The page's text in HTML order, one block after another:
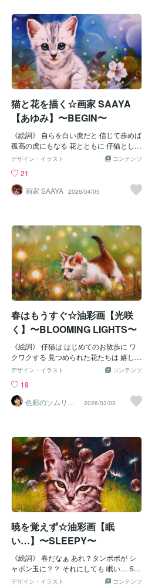
「ピンクの蜜を吸える花」となんともお
バカな検索をかけました。笑すると初知
りのお名前が！！！ツツジの花というこ
とを私初めて知りました🤣🤣そして調べ
ていくうちにピンクのお花に似た少し赤
みのあるお花はレンゲツツジというらし
くこちらは毒があるそうです…😱写真検
索してきましたので子育てママさんはぜ
ひ見ておいて欲しいなと思ったのでこち
らもじゃじゃーん！！！ほんとに色しか
違わないのね…よく似てる…😱小学生の
時の無知な私…何も知らずによく無事で
いられたな…何かあると怖いから吸わな
いのが1番！！ですが花の蜜を吸うのが楽
にも自然に沢山触れて欲しいと思う私で
す(´-`)oＯ🌼🌳笑みなさんは幼少期外遊び
の楽しかった特に記憶ある思い出ってあ
そろそろサナギになりそうですよ😗✨み
なさん今週もボチボチ頑張りましょね💕︎
💪私かのサービスはこちらっ！！！👇🏻♥️
👇🏻♥️貴方の性格･本質タイプをお伝えしま
す！ワンコイン鑑定♡貴方のお悩みに寄
り添い、鑑定結果から前向きにアドバイ
スを致します🍀*゜
猫と花を描く☆画家 SAAYA
【あゆみ】〜BEGIN〜
《絵詞》 自らを白い虎だと 信じて歩めば
孤高の虎にもなる 花とともに 仔猫として
歩めば 優しい猫になる The kitten begins
はコンテンツマーケットへ出品中https://c
oconala.com/contents_market/pictures/c
mnkhao5807jqc80hzypgsbs9◎愛猫ちゃ
コンテンツ
デザイン・イラスト
21
画家 SAAYA 2026/04/05
春はもうすぐ☆油彩画【光咲
く】〜BLOOMING LIGHTS〜
《絵詞》 仔猫は はじめてのお散歩に ワ
クワクする 見つめられた花たちは 嬉しく
て 光となって 春に咲く When a kitten l
after another.作品画像【光咲く】はコン
テンツマーケットへ出品中https://coconal
a.com/contents_market/pictures/cmmaqji
ら
コンテンツ
デザイン・イラスト
19
色彩のソムリエ
（画家）
2026/03/03
暁を覚えず☆油彩画【眠
い…】〜SLEEPY〜
《絵詞》 春だなぁ あれ？タンポポが シ
ャボン玉に？？ それにしても 眠い… Spri
ng has cme...and...I am sleepy.作品画像
コンテンツ
デザイン・イラスト